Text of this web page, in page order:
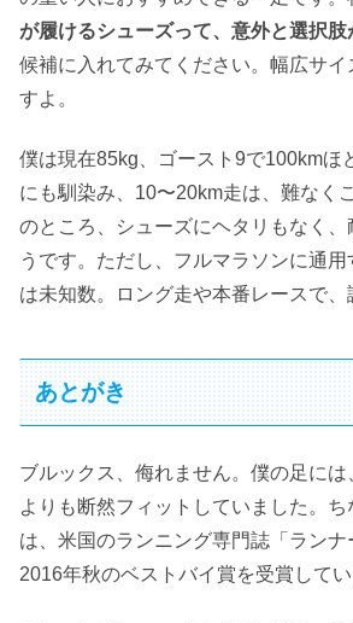
が履けるシューズって、意外と選択肢
候補に入れてみてください。幅広サイ
すよ。
僕は現在85kg、ゴースト9で100kmほ
にも馴染み、10〜20km走は、難なく
のところ、シューズにヘタリもなく、
うです。ただし、フルマラソンに通
は未知数。ロング走や本番レースで、
あとがき
ブルックス、侮れません。僕の足には
よりも断然フィットしていました。
は、米国のランニング専門誌「ランナ
2016年秋のベストバイ賞を受賞してい